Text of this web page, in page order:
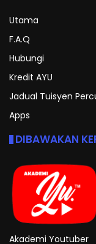
Utama
F.A.Q
Hubungi
Kredit AYU
Jadual Tuisyen
Apps
DIBAWAKAN
Akademi Youtuber